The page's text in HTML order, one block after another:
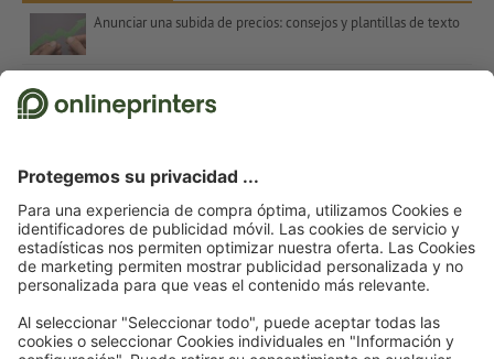
Anunciar una subida de precios: consejos y plantillas de texto
Refranes para tarjetas de Navidad: sugerencias y plantillas de texto gratuitas
Decoración de escaparates para Navidad: Consejos e inspiración